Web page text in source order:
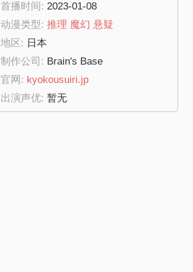
首播时间: 2023-01-08
动漫类型:推理 魔幻 悬疑
地区: 日本
制作公司: Brain's Base
官网: kyokousuiri.jp
出演声优:暂无